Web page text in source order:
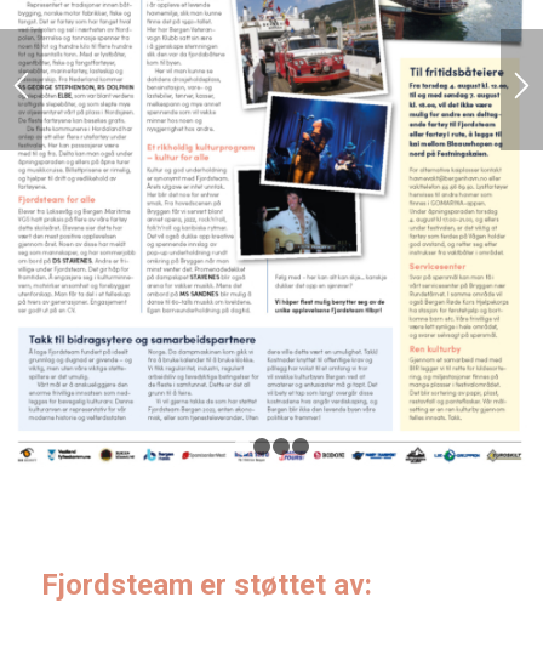
1 2 3 4
Fjordsteam er støttet av: